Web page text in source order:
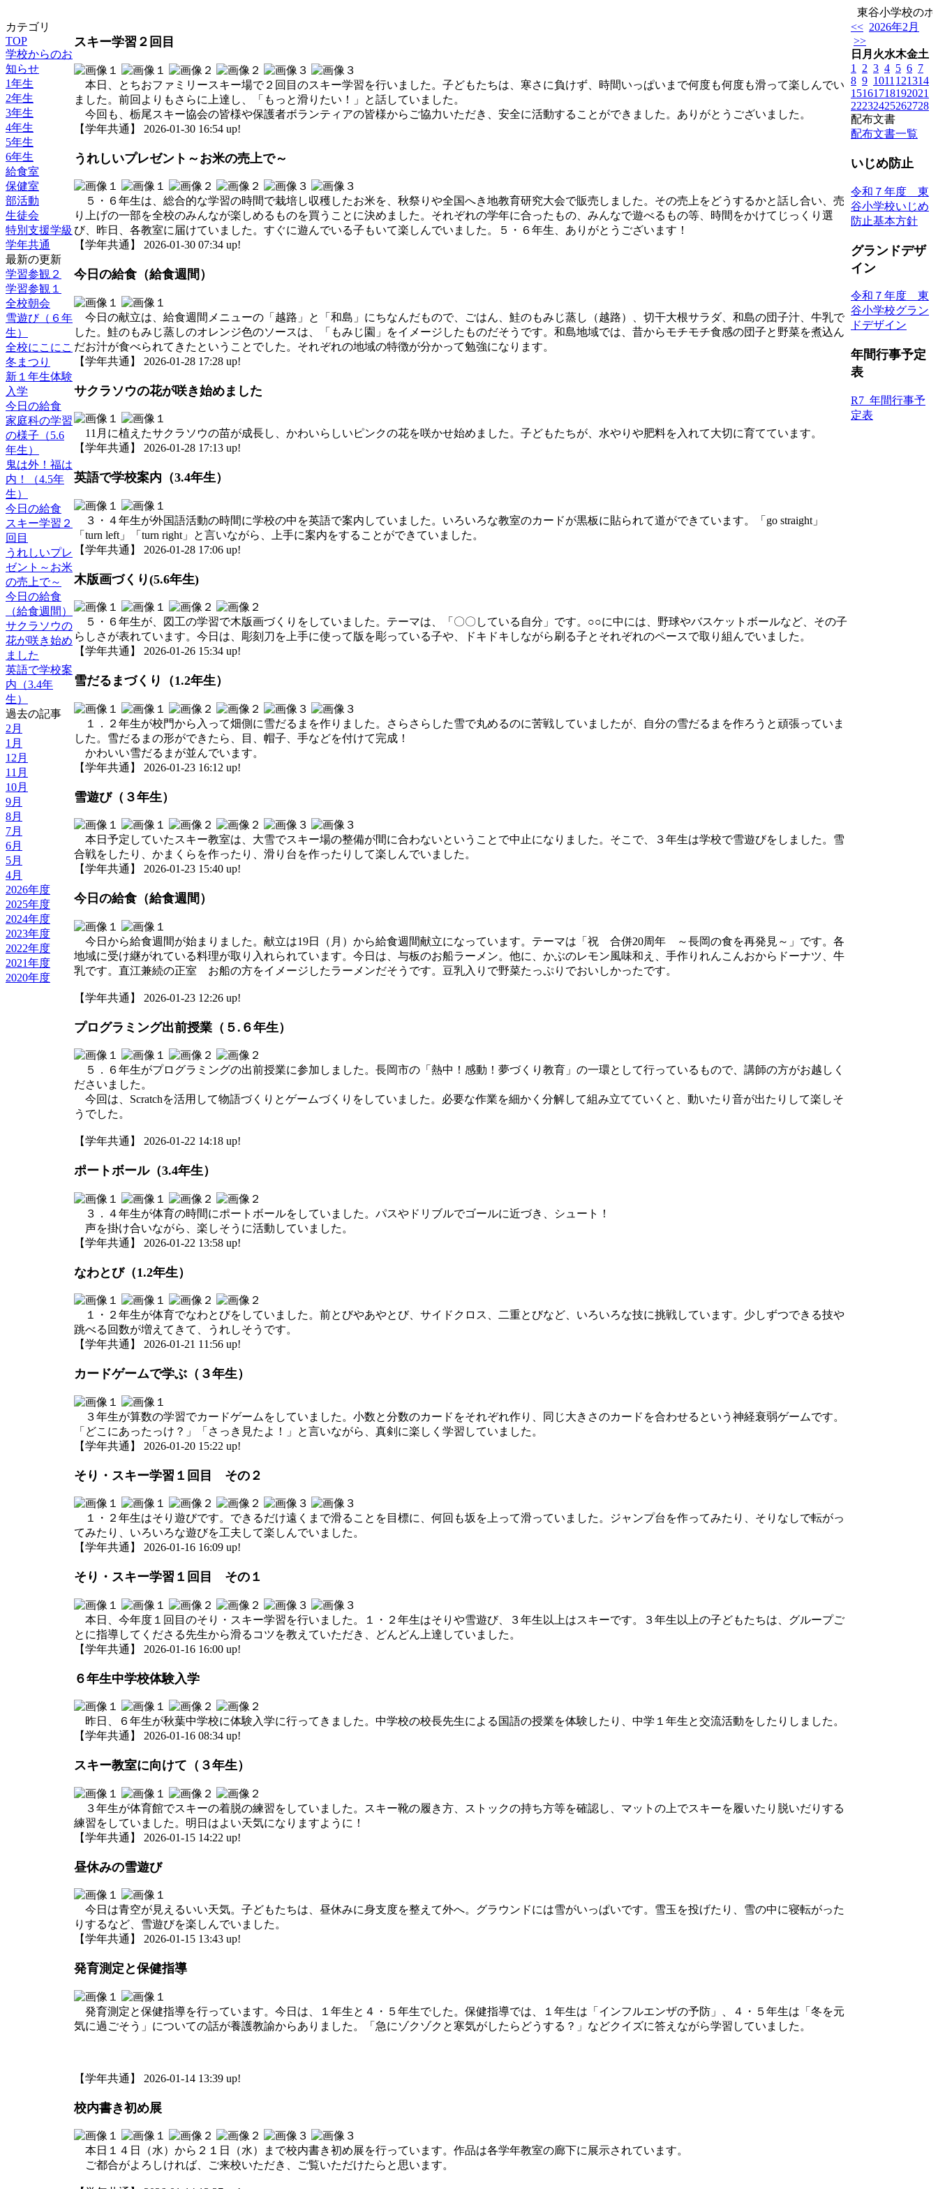
東谷小学校のホ
カテゴリ
TOP
学校からのお
知らせ
1年生
2年生
3年生
4年生
5年生
6年生
給食室
保健室
部活動
生徒会
特別支援学級
学年共通
最新の更新
学習参観２
学習参観１
全校朝会
雪遊び（６年
生）
全校にこにこ
冬まつり
新１年生体験
入学
今日の給食
家庭科の学習
の様子（5.6
年生）
鬼は外！福は
内！（4.5年
生）
今日の給食
スキー学習２
回目
うれしいプレ
ゼント～お米
の売上で～
今日の給食
（給食週間）
サクラソウの
花が咲き始め
ました
英語で学校案
内（3.4年
生）
過去の記事
2月
1月
12月
11月
10月
9月
8月
7月
6月
5月
4月
2026年度
2025年度
2024年度
2023年度
2022年度
2021年度
2020年度
スキー学習２回目
本日、とちおファミリースキー場で２回目のスキー学習を行いました。子どもたちは、寒さに負けず、時間いっぱいまで何度も何度も滑って楽しんでい
ました。前回よりもさらに上達し、「もっと滑りたい！」と話していました。
今回も、栃尾スキー協会の皆様や保護者ボランティアの皆様からご協力いただき、安全に活動することができました。ありがとうございました。
【学年共通】 2026-01-30 16:54 up!
うれしいプレゼント～お米の売上で～
５・６年生は、総合的な学習の時間で栽培し収穫したお米を、秋祭りや全国へき地教育研究大会で販売しました。その売上をどうするかと話し合い、売
り上げの一部を全校のみんなが楽しめるものを買うことに決めました。それぞれの学年に合ったもの、みんなで遊べるもの等、時間をかけてじっくり選
び、昨日、各教室に届けていました。すぐに遊んでいる子もいて楽しんでいました。５・６年生、ありがとうございます！
【学年共通】 2026-01-30 07:34 up!
今日の給食（給食週間）
今日の献立は、給食週間メニューの「越路」と「和島」にちなんだもので、ごはん、鮭のもみじ蒸し（越路）、切干大根サラダ、和島の団子汁、牛乳で
した。鮭のもみじ蒸しのオレンジ色のソースは、「もみじ園」をイメージしたものだそうです。和島地域では、昔からモチモチ食感の団子と野菜を煮込ん
だお汁が食べられてきたということでした。それぞれの地域の特徴が分かって勉強になります。
【学年共通】 2026-01-28 17:28 up!
サクラソウの花が咲き始めました
11月に植えたサクラソウの苗が成長し、かわいらしいピンクの花を咲かせ始めました。子どもたちが、水やりや肥料を入れて大切に育てています。
【学年共通】 2026-01-28 17:13 up!
英語で学校案内（3.4年生）
３・４年生が外国語活動の時間に学校の中を英語で案内していました。いろいろな教室のカードが黒板に貼られて道ができています。「go straight」
「turn left」「turn right」と言いながら、上手に案内をすることができていました。
【学年共通】 2026-01-28 17:06 up!
木版画づくり(5.6年生)
５・６年生が、図工の学習で木版画づくりをしていました。テーマは、「〇〇している自分」です。○○に中には、野球やバスケットボールなど、その子
らしさが表れています。今日は、彫刻刀を上手に使って版を彫っている子や、ドキドキしながら刷る子とそれぞれのペースで取り組んでいました。
【学年共通】 2026-01-26 15:34 up!
雪だるまづくり（1.2年生）
１．２年生が校門から入って畑側に雪だるまを作りました。さらさらした雪で丸めるのに苦戦していましたが、自分の雪だるまを作ろうと頑張っていま
した。雪だるまの形ができたら、目、帽子、手などを付けて完成！
かわいい雪だるまが並んでいます。
【学年共通】 2026-01-23 16:12 up!
雪遊び（３年生）
本日予定していたスキー教室は、大雪でスキー場の整備が間に合わないということで中止になりました。そこで、３年生は学校で雪遊びをしました。雪
合戦をしたり、かまくらを作ったり、滑り台を作ったりして楽しんでいました。
【学年共通】 2026-01-23 15:40 up!
今日の給食（給食週間）
今日から給食週間が始まりました。献立は19日（月）から給食週間献立になっています。テーマは「祝 合併20周年 ～長岡の食を再発見～」です。各
地域に受け継がれている料理が取り入れられています。今日は、与板のお船ラーメン。他に、かぶのレモン風味和え、手作りれんこんおからドーナツ、牛
乳です。直江兼続の正室 お船の方をイメージしたラーメンだそうです。豆乳入りで野菜たっぷりでおいしかったです。
【学年共通】 2026-01-23 12:26 up!
プログラミング出前授業（５.６年生）
５．６年生がプログラミングの出前授業に参加しました。長岡市の「熱中！感動！夢づくり教育」の一環として行っているもので、講師の方がお越しく
ださいました。
今回は、Scratchを活用して物語づくりとゲームづくりをしていました。必要な作業を細かく分解して組み立てていくと、動いたり音が出たりして楽しそ
うでした。
【学年共通】 2026-01-22 14:18 up!
ポートボール（3.4年生）
３．４年生が体育の時間にポートボールをしていました。パスやドリブルでゴールに近づき、シュート！
声を掛け合いながら、楽しそうに活動していました。
【学年共通】 2026-01-22 13:58 up!
なわとび（1.2年生）
１・２年生が体育でなわとびをしていました。前とびやあやとび、サイドクロス、二重とびなど、いろいろな技に挑戦しています。少しずつできる技や
跳べる回数が増えてきて、うれしそうです。
【学年共通】 2026-01-21 11:56 up!
カードゲームで学ぶ（３年生）
３年生が算数の学習でカードゲームをしていました。小数と分数のカードをそれぞれ作り、同じ大きさのカードを合わせるという神経衰弱ゲームです。
「どこにあったっけ？」「さっき見たよ！」と言いながら、真剣に楽しく学習していました。
【学年共通】 2026-01-20 15:22 up!
そり・スキー学習１回目 その２
１・２年生はそり遊びです。できるだけ遠くまで滑ることを目標に、何回も坂を上って滑っていました。ジャンプ台を作ってみたり、そりなしで転がっ
てみたり、いろいろな遊びを工夫して楽しんでいました。
【学年共通】 2026-01-16 16:09 up!
そり・スキー学習１回目 その１
本日、今年度１回目のそり・スキー学習を行いました。１・２年生はそりや雪遊び、３年生以上はスキーです。３年生以上の子どもたちは、グループご
とに指導してくださる先生から滑るコツを教えていただき、どんどん上達していました。
【学年共通】 2026-01-16 16:00 up!
６年生中学校体験入学
昨日、６年生が秋葉中学校に体験入学に行ってきました。中学校の校長先生による国語の授業を体験したり、中学１年生と交流活動をしたりしました。
【学年共通】 2026-01-16 08:34 up!
スキー教室に向けて（３年生）
３年生が体育館でスキーの着脱の練習をしていました。スキー靴の履き方、ストックの持ち方等を確認し、マットの上でスキーを履いたり脱いだりする
練習をしていました。明日はよい天気になりますように！
【学年共通】 2026-01-15 14:22 up!
昼休みの雪遊び
今日は青空が見えるいい天気。子どもたちは、昼休みに身支度を整えて外へ。グラウンドには雪がいっぱいです。雪玉を投げたり、雪の中に寝転がった
りするなど、雪遊びを楽しんでいました。
【学年共通】 2026-01-15 13:43 up!
発育測定と保健指導
発育測定と保健指導を行っています。今日は、１年生と４・５年生でした。保健指導では、１年生は「インフルエンザの予防」、４・５年生は「冬を元
気に過ごそう」についての話が養護教諭からありました。「急にゾクゾクと寒気がしたらどうする？」などクイズに答えながら学習していました。
【学年共通】 2026-01-14 13:39 up!
校内書き初め展
本日１４日（水）から２１日（水）まで校内書き初め展を行っています。作品は各学年教室の廊下に展示されています。
ご都合がよろしければ、ご来校いただき、ご覧いただけたらと思います。
<< 2026年2月
>>
日 月 火水木金土
1
2 3 4 5 6 7
8 9 1011 121314
15161718192021
22232425262728
配布文書
配布文書一覧
いじめ防止
令和７年度 東
谷小学校いじめ
防止基本方針
グランドデザ
イン
令和７年度 東
谷小学校グラン
ドデザイン
年間行事予定
表
R7_年間行事予
定表